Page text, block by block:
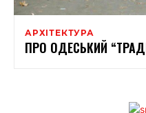
АРХІТЕКТУРА
ПРО ОДЕСЬКИЙ